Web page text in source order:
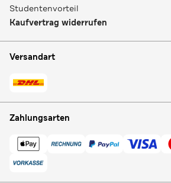
Studentenvorteil
Kaufvertrag widerrufen
Versandart
Zahlungsarten